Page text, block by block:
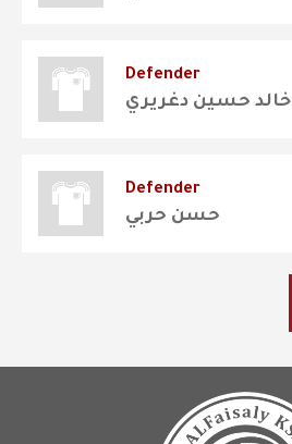
Defender
خالد حسين دغريري
Defender
حسن حربي